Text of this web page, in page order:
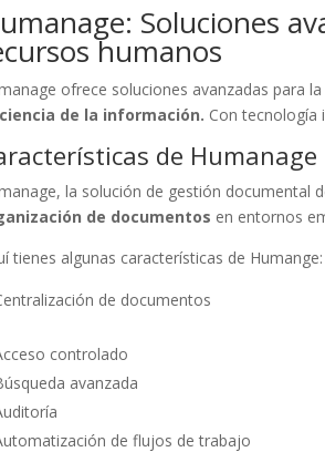
Soluciones
humanos
ofrece soluciones avanzadas para
de la información. Con tecnología
de
la solución de gestión documental
de documentos en entornos
tienes algunas características de Humange:
de documentos
controlado
avanzada
de flujos de trabajo